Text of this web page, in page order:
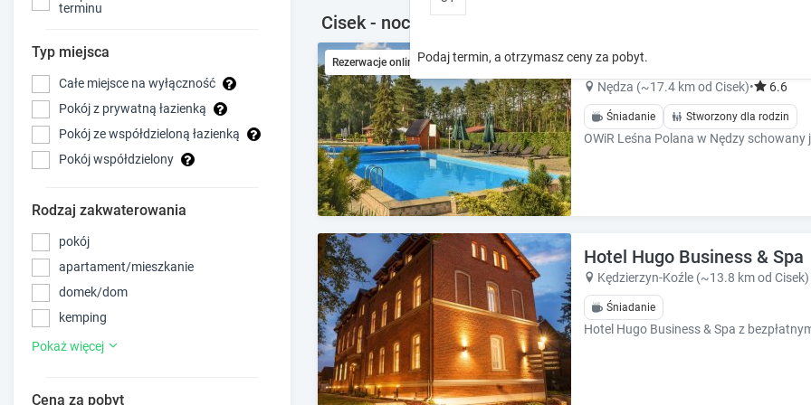
e
y
t
o
i
n
e
r
a
c
w
i
t
h
t
h
e
y
t
o
i
c
t
w
i
t
Podaj termin, a otrzymasz ceny za pobyt.
terminu
Typ miejsca
Całe miejsce na wyłączność
Pokój z prywatną łazienką
Pokój ze współdzieloną łazienką
Pokój współdzielony
Rodzaj zakwaterowania
pokój
apartament/mieszkanie
domek/dom
kemping
Pokaż więcej
Cena za pobyt
Cisek - noclegi w okolicy
Rezerwacje online Leśna Polana - Twoje
Nędza (~17.4 km od Cisek)• 6.6
Śniadanie Stworzony dla rodzin
Hotel Hugo Business & Spa
Kędzierzyn-Koźle (~13.8 km od Cisek)
Śniadanie